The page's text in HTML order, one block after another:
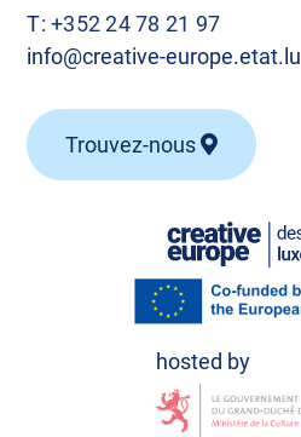
T:+352 24 78 21 97
info@creative-europe.etat.lu
Trouvez-nous